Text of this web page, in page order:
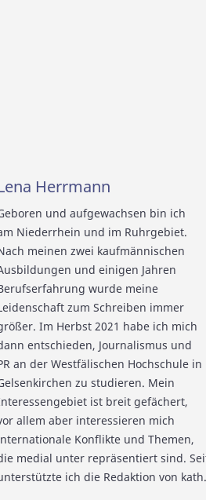
Herrmann
und aufgewachsen bin ich
Niederrhein und im Ruhrgebiet.
meinen zwei kaufmännischen
und einigen Jahren
wurde meine
zum Schreiben immer
Im Herbst 2021 habe ich mich
entschieden, Journalismus und
an der Westfälischen Hochschule in
zu studieren. Mein
ist breit gefächert,
allem aber interessieren mich
Konflikte und Themen,
medial unter repräsentiert sind.
ich die Redaktion von